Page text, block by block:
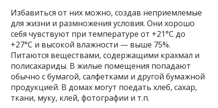
Избавиться от них можно, создав неприемлемые
для жизни и размножения условия. Они хорошо
себя чувствуют при температуре от +21°C до
+27°C и высокой влажности — выше 75%.
Питаются веществами, содержащими крахмал и
полисахариды. В жилые помещения попадают
обычно с бумагой, салфетками и другой бумажной
продукцией. В домах могут поедать хлеб, сахар,
ткани, муку, клей, фотографии и т.п.